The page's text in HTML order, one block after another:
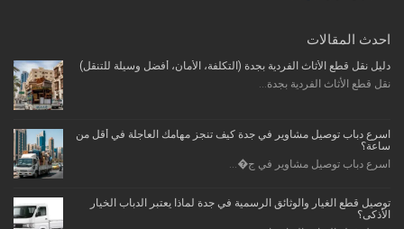
احدث المقالات
دليل نقل قطع الأثاث الفردية بجدة (التكلفة، الأمان، أفضل وسيلة للتنقل)
نقل قطع الأثاث الفردية بجدة...
اسرع دباب توصيل مشاوير في جدة كيف تنجز مهامك العاجلة في أقل من
ساعة؟
اسرع دباب توصيل مشاوير في ج�...
توصيل قطع الغيار والوثائق الرسمية في جدة لماذا يعتبر الدباب الخيار
الأذكى؟